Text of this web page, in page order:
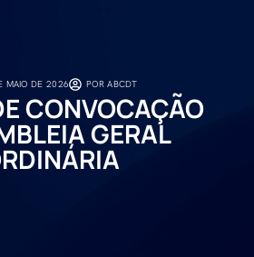
MAIO DE 2026 POR ABCDT
CONVOCAÇÃO
GERAL